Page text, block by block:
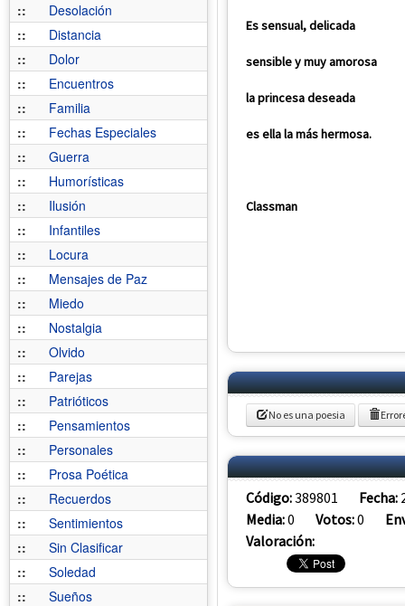
::
Desolación
::
Distancia
::
Dolor
::
Encuentros
::
Familia
::
Fechas Especiales
::
Guerra
::
Humorísticas
::
Ilusión
::
Infantiles
::
Locura
::
Mensajes de Paz
::
Miedo
::
Nostalgia
::
Olvido
::
Parejas
::
Patrióticos
::
Pensamientos
::
Personales
::
Prosa Poética
::
Recuerdos
::
Sentimientos
::
Sin Clasificar
::
Soledad
::
Sueños
Es sensual, delicada
sensible y muy amorosa
la princesa deseada
es ella la más hermosa.
Classman
No es una poesia
Código:389801 Fecha:
Media:0 Votos:0
Valoración: